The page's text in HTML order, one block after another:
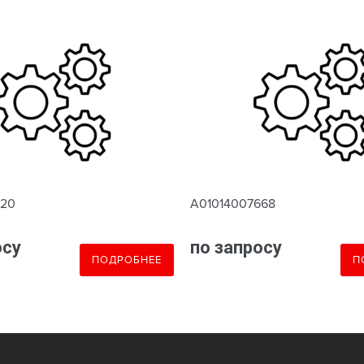
ПОДРОБНЕЕ
A01014007668
по запросу